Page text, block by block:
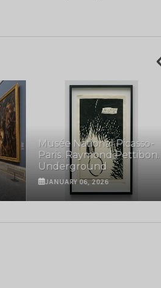
Musée National Picasso-
Paris. Raymond Pettibon.
Underground
JANUARY 06, 2026